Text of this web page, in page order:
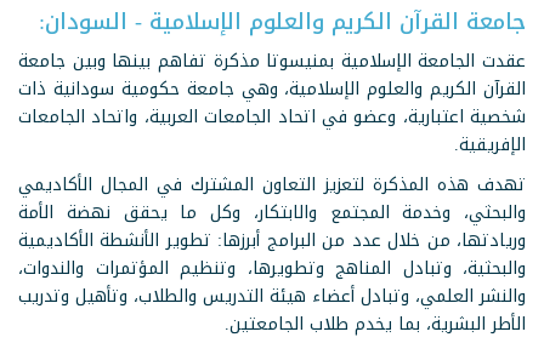
جامعة القرآن الكريم والعلوم الإسلامية - السودان:
عقدت الجامعة الإسلامية بمنيسوتا مذكرة تفاهم بينها وبين جامعة
القرآن الكريم والعلوم الإسلامية، وهي جامعة حكومية سودانية ذات
شخصية اعتبارية، وعضو في اتحاد الجامعات العربية، واتحاد الجامعات
الإفريقية.
تهدف هذه المذكرة لتعزيز التعاون المشترك في المجال الأكاديمي
والبحثي، وخدمة المجتمع والابتكار، وكل ما يحقق نهضة الأمة
وريادتها، من خلال عدد من البرامج أبرزها: تطوير الأنشطة الأكاديمية
والبحثية، وتبادل المناهج وتطويرها، وتنظيم المؤتمرات والندوات،
والنشر العلمي، وتبادل أعضاء هيئة التدريس والطلاب، وتأهيل وتدريب
الأطر البشرية، بما يخدم طلاب الجامعتين.